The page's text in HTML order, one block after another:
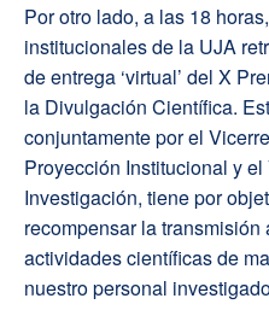
Por otro lado, a las 18
institucionales de la UJA
de entrega ‘virtual’ del X
la Divulgación Científica.
conjuntamente por el
Proyección Institucional y
Investigación, tiene por
recompensar la
actividades científicas de
nuestro personal